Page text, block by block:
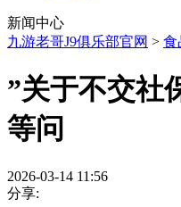
新闻中心
九游老哥J9俱乐部官网 > 食
”关于不交社
等问
2026-03-14 11:56
分享: